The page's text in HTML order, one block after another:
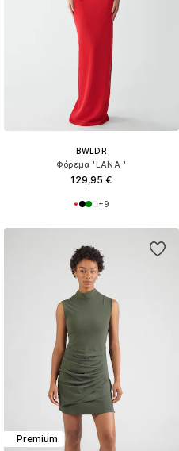
BWLDR
Φόρεμα 'LANA '
129,95 €
+9
Premium